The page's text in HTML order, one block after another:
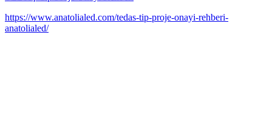
https://www.anatolialed.com/tedas-tip-proje-onayi-rehberi-
anatolialed/